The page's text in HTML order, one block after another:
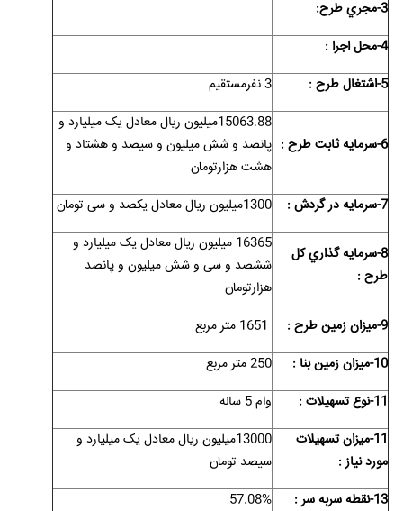
3-مجري طرح:
4-محل اجرا :
5-اشتغال طرح :
3 نفرمستقیم
6-سرمايه ثابت طرح :
15063.88میلیون ریال معادل یک میلیارد و
پانصد و شش میلیون و سیصد و هشتاد و
هشت هزارتومان
7-سرمايه در گردش :
1300میلیون ریال معادل یکصد و سی تومان
8-سرمايه گذاري کل
طرح :
16365 میلیون ریال معادل یک میلیارد و
ششصد و سی و شش میلیون و پانصد
هزارتومان
9-ميزان زمين طرح :
1651 متر مربع
10-ميزان زمين بنا :
250 متر مربع
11-نوع تسهيلات :
وام 5 ساله
11-ميزان تسهيلات
مورد نياز :
13000میلیون ریال معادل یک میلیارد و
سیصد تومان
13-نقطه سربه سر :
57.08%